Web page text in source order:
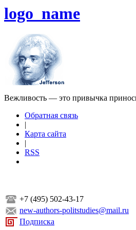
logo_name
Вежливость — это привычка
Обратная связь
|
Карта сайта
|
RSS
+7 (495) 502-43-17
new-authors-politstudies@mail.ru
Подписка